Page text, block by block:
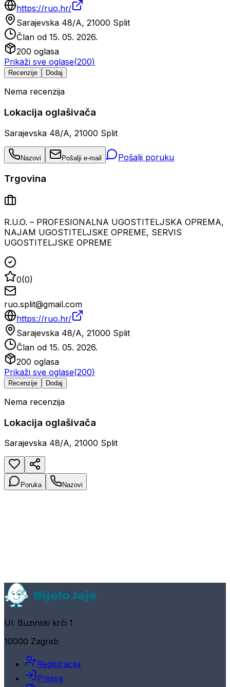
https://ruo.hr/
Sarajevska 48/A, 21000 Split
Član od 15. 05. 2026.
200 oglasa
Prikaži sve oglase(200)
Recenzije Dodaj
Nema recenzija
Lokacija oglašivača
Sarajevska 48/A, 21000 Split
Nazovi Pošalji e-mail Pošalji poruku
Trgovina
R.U.O. – PROFESIONALNA UGOSTITELJSKA OPREMA,
NAJAM UGOSTITELJSKE OPREME, SERVIS
UGOSTITELJSKE OPREME
0(0)
ruo.split@gmail.com
https://ruo.hr/
Sarajevska 48/A, 21000 Split
Član od 15. 05. 2026.
200 oglasa
Prikaži sve oglase(200)
Recenzije Dodaj
Nema recenzija
Lokacija oglašivača
Sarajevska 48/A, 21000 Split
Poruka Nazovi
Ul. Buzinski krči 1
10000 Zagreb
Registracija
Prijava